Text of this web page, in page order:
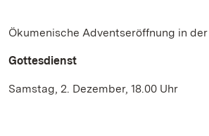
Ökumenische Adventseröffnung in
Gottesdienst
Samstag, 2. Dezember, 18.00 Uhr